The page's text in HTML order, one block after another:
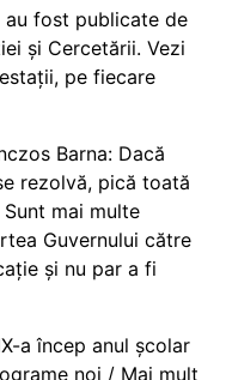
fost publicate de
și Cercetării. Vezi
pe fiecare
Barna: Dacă
rezolvă, pică toată
mai multe
Guvernului către
și nu par a fi
a încep anul școlar
noi / Mai mult